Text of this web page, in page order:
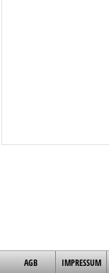
AGB IMPRESSUM